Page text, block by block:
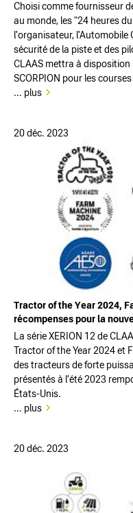
Choisi comme fournisseur
au monde, les "24 heures
l'organisateur, l'Automobile
sécurité de la piste et des
CLAAS mettra à
SCORPION pour les
... plus
20 déc. 2023
Tractor of the Year 2024,
récompenses pour la
La série XERION 12 de
Tractor of the Year 2024 et
des tracteurs de forte
présentés à l’été 2023
États-Unis.
... plus
20 déc. 2023